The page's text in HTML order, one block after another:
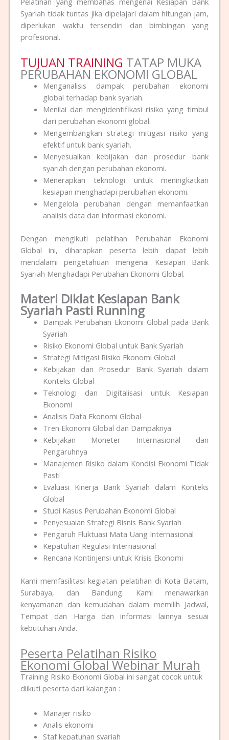
Syariah tidak tuntas jika dipelajari dalam hitungan jam,
diperlukan waktu tersendiri dan bimbingan yang
profesional.
TUJUAN TRAINING TATAP MUKA
PERUBAHAN EKONOMI GLOBAL
Menganalisis dampak perubahan ekonomi
global terhadap bank syariah.
Menilai dan mengidentifikasi risiko yang timbul
dari perubahan ekonomi global.
Mengembangkan strategi mitigasi risiko yang
efektif untuk bank syariah.
Menyesuaikan kebijakan dan prosedur bank
syariah dengan perubahan ekonomi.
Menerapkan teknologi untuk meningkatkan
kesiapan menghadapi perubahan ekonomi.
Mengelola perubahan dengan memanfaatkan
analisis data dan informasi ekonomi.
Dengan mengikuti pelatihan Perubahan Ekonomi
Global ini, diharapkan peserta lebih dapat lebih
mendalami pengetahuan mengenai Kesiapan Bank
Syariah Menghadapi Perubahan Ekonomi Global.
Materi Diklat Kesiapan Bank
Syariah Pasti Running
Dampak Perubahan Ekonomi Global pada Bank
Syariah
Risiko Ekonomi Global untuk Bank Syariah
Strategi Mitigasi Risiko Ekonomi Global
Kebijakan dan Prosedur Bank Syariah dalam
Konteks Global
Teknologi dan Digitalisasi untuk Kesiapan
Ekonomi
Analisis Data Ekonomi Global
Tren Ekonomi Global dan Dampaknya
Kebijakan Moneter Internasional dan
Pengaruhnya
Manajemen Risiko dalam Kondisi Ekonomi Tidak
Pasti
Evaluasi Kinerja Bank Syariah dalam Konteks
Global
Studi Kasus Perubahan Ekonomi Global
Penyesuaian Strategi Bisnis Bank Syariah
Pengaruh Fluktuasi Mata Uang Internasional
Kepatuhan Regulasi Internasional
Rencana Kontinjensi untuk Krisis Ekonomi
Kami memfasilitasi kegiatan pelatihan di Kota Batam,
Surabaya, dan Bandung. Kami menawarkan
kenyamanan dan kemudahan dalam memilih Jadwal,
Tempat dan Harga dan informasi lainnya sesuai
kebutuhan Anda.
Peserta Pelatihan Risiko
Ekonomi Global Webinar Murah
Training Risiko Ekonomi Global ini sangat cocok untuk
diikuti peserta dari kalangan :
Manajer risiko
Analis ekonomi
Staf kepatuhan syariah